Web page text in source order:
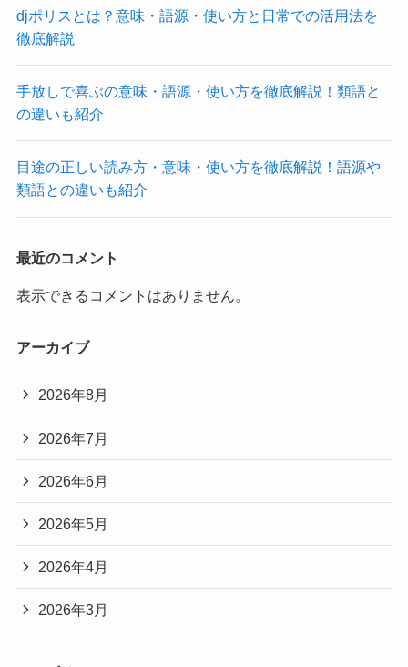
djポリスとは？意味・語源・使い方と日常での活用法を
徹底解説
手放しで喜ぶの意味・語源・使い方を徹底解説！類語と
の違いも紹介
目途の正しい読み方・意味・使い方を徹底解説！語源や
類語との違いも紹介
最近のコメント
表示できるコメントはありません。
アーカイブ
2026年8月
2026年7月
2026年6月
2026年5月
2026年4月
2026年3月